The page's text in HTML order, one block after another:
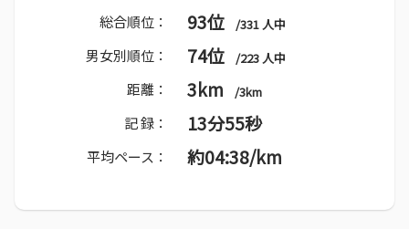
総合順位： 93位 /331 人中
男女別順位： 74位 /223 人中
距離： 3km /3km
記 録： 13分55秒
平均ペース： 約04:38/km